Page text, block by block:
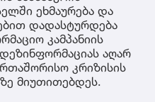
ეხმაურება და
დადასტურდება
კამპანიის
აღარ
კრიზისის
მიუთითებდეს.